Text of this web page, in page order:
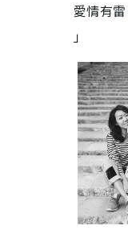
愛情有
」